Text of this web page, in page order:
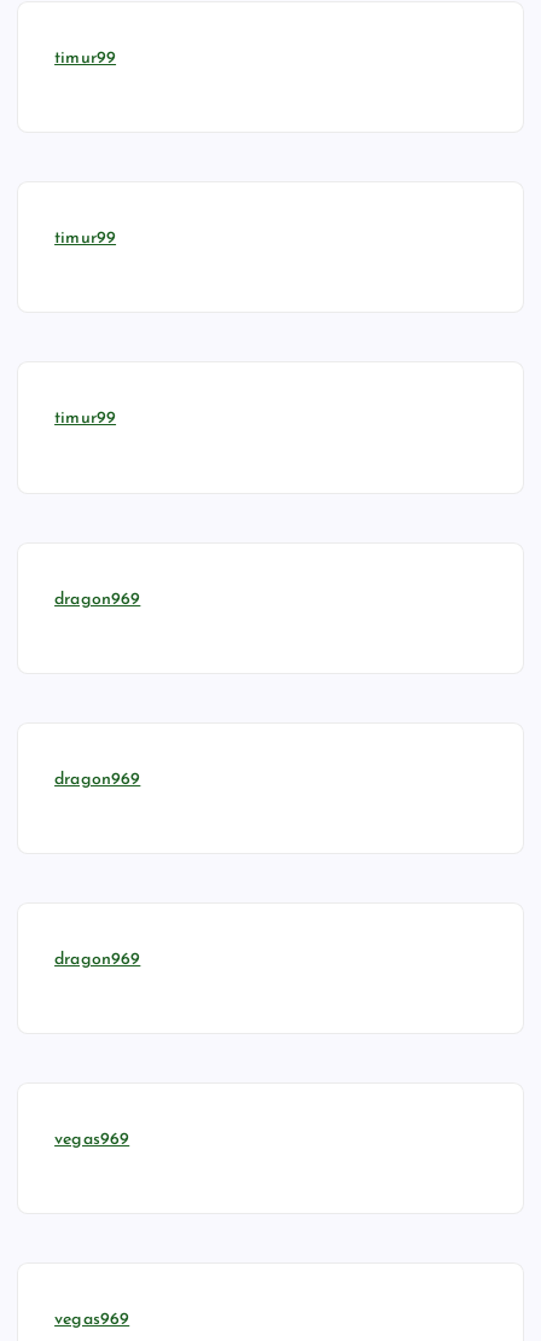
timur99
timur99
timur99
dragon969
dragon969
dragon969
vegas969
vegas969